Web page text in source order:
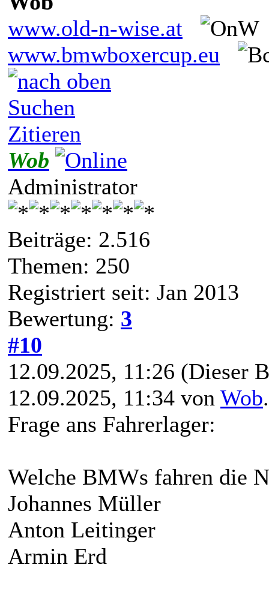
www.old-n-wise.at
www.bmwboxercup.eu
Suchen
Zitieren
Wob
Administrator
Beiträge: 2.516
Themen: 250
Registriert seit: Jan 2013
Bewertung: 3
#10
12.09.2025, 11:26 (Dieser
12.09.2025, 11:34 von Wob
Frage ans Fahrerlager:
Welche BMWs fahren die
Johannes Müller
Anton Leitinger
Armin Erd